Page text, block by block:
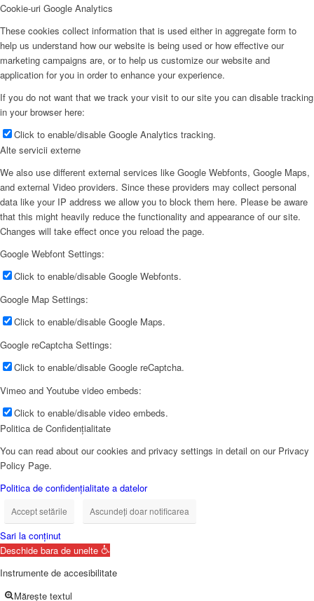
Cookie-uri Google Analytics
These cookies collect information that is used either in aggregate form to
help us understand how our website is being used or how effective our
marketing campaigns are, or to help us customize our website and
application for you in order to enhance your experience.
If you do not want that we track your visit to our site you can disable tracking
in your browser here:
Click to enable/disable Google Analytics tracking.
Alte servicii externe
We also use different external services like Google Webfonts, Google Maps,
and external Video providers. Since these providers may collect personal
data like your IP address we allow you to block them here. Please be aware
that this might heavily reduce the functionality and appearance of our site.
Changes will take effect once you reload the page.
Google Webfont Settings:
Click to enable/disable Google Webfonts.
Google Map Settings:
Click to enable/disable Google Maps.
Google reCaptcha Settings:
Click to enable/disable Google reCaptcha.
Vimeo and Youtube video embeds:
Click to enable/disable video embeds.
Politica de Confidențialitate
You can read about our cookies and privacy settings in detail on our Privacy
Policy Page.
Politica de confidențialitate a datelor
Accept setările Ascundeți doar notificarea
Sari la conținut
Deschide bara de unelte
Instrumente de accesibilitate
Mărește textul